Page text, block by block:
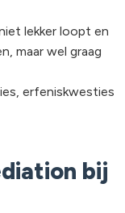
lekker loopt en
maar wel graag
erfeniskwesties
bij